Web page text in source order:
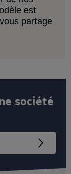
est
partage
société